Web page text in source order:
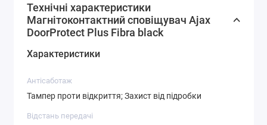
Технічні характеристики
Магнітоконтактний сповіщувач Ajax
DoorProtect Plus Fibra black
Характеристики
Антісаботаж
Тампер проти відкриття; Захист від підробки
Відстань передачі